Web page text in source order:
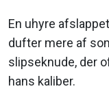
En uhyre
dufter mere af
slipseknude, der
hans kaliber.